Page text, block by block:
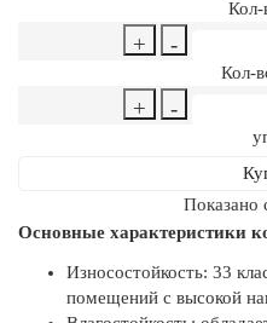
Кол-
+ -
Кол-
+ -
Показано
Основные характеристики
Износостойкость: 33
помещений с высокой